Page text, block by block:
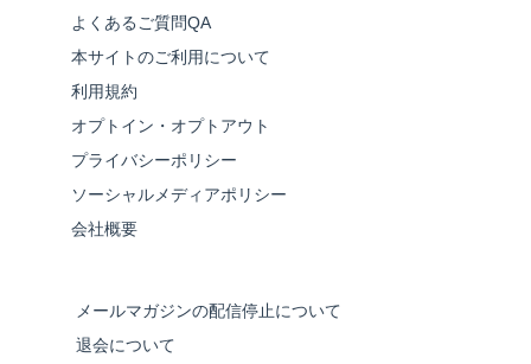
よくあるご質問QA
本サイトのご利用について
利用規約
オプトイン・オプトアウト
プライバシーポリシー
ソーシャルメディアポリシー
会社概要
メールマガジンの配信停止について
退会について